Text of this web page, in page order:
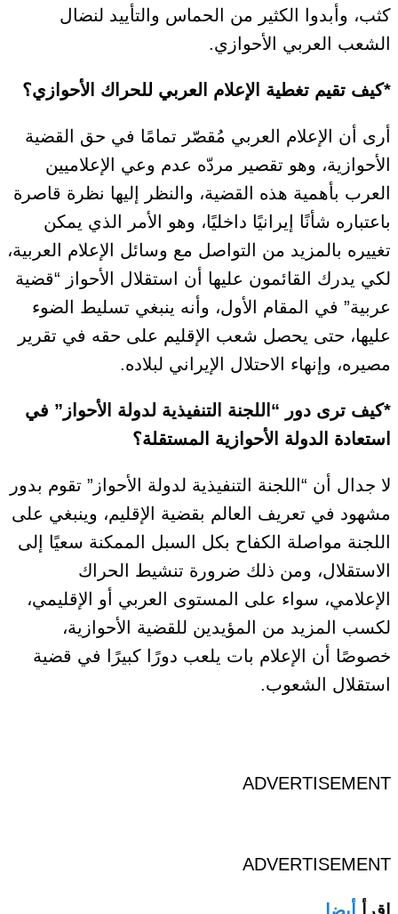
كثب، وأبدوا الكثير من الحماس والتأييد لنضال
الشعب العربي الأحوازي.
*كيف تقيم تغطية الإعلام العربي للحراك الأحوازي؟
أرى أن الإعلام العربي مُقصّر تمامًا في حق القضية
الأحوازية، وهو تقصير مردّه عدم وعي الإعلاميين
العرب بأهمية هذه القضية، والنظر إليها نظرة قاصرة
باعتباره شأنًا إيرانيًا داخليًا، وهو الأمر الذي يمكن
تغييره بالمزيد من التواصل مع وسائل الإعلام العربية،
لكي يدرك القائمون عليها أن استقلال الأحواز “قضية
عربية” في المقام الأول، وأنه ينبغي تسليط الضوء
عليها، حتى يحصل شعب الإقليم على حقه في تقرير
مصيره، وإنهاء الاحتلال الإيراني لبلاده.
*كيف ترى دور “اللجنة التنفيذية لدولة الأحواز” في
استعادة الدولة الأحوازية المستقلة؟
لا جدال أن “اللجنة التنفيذية لدولة الأحواز” تقوم بدور
مشهود في تعريف العالم بقضية الإقليم، وينبغي على
اللجنة مواصلة الكفاح بكل السبل الممكنة سعيًا إلى
الاستقلال، ومن ذلك ضرورة تنشيط الحراك
الإعلامي، سواء على المستوى العربي أو الإقليمي،
لكسب المزيد من المؤيدين للقضية الأحوازية،
خصوصًا أن الإعلام بات يلعب دورًا كبيرًا في قضية
استقلال الشعوب.
ADVERTISEMENT
ADVERTISEMENT